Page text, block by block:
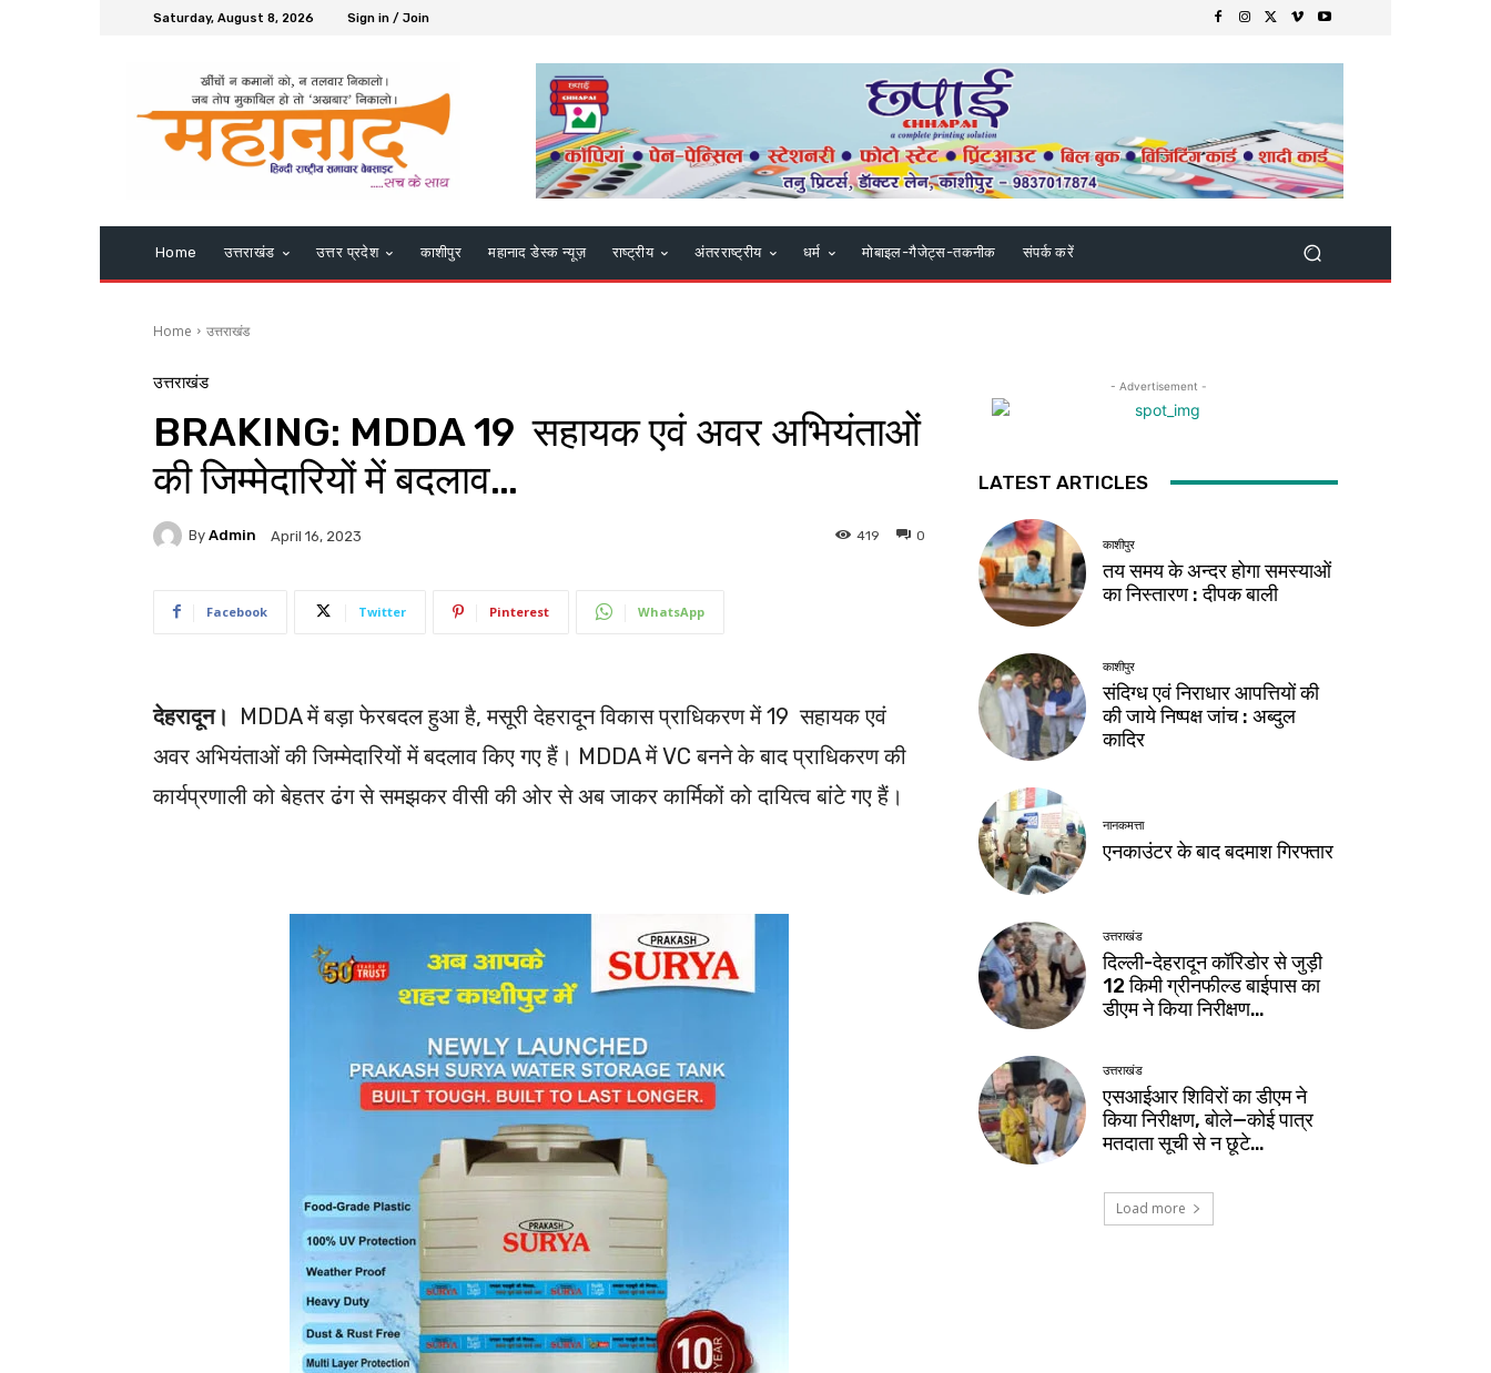
Saturday, August 8, 2026 Sign in / Join
Home उत्तराखंड उत्तर प्रदेश काशीपुर महानाद डेस्क न्यूज़ राष्ट्रीय अंतरराष्ट्रीय धर्म मोबाइल-गैजेट्स-तकनीक संपर्क करें
Home उत्तराखंड
उत्तराखंड
BRAKING: MDDA 19 सहायक एवं अवर अभियंताओं
की जिम्मेदारियों में बदलाव…
By Admin April 16, 2023 0
419
Facebook Twitter Pinterest WhatsApp
देहरादून।
MDDA में बड़ा फेरबदल हुआ है, मसूरी देहरादून विकास प्राधिकरण में 19 सहायक एवं
अवर अभियंताओं की जिम्मेदारियों में बदलाव किए गए हैं। MDDA में VC बनने के बाद प्राधिकरण की
कार्यप्रणाली को बेहतर ढंग से समझकर वीसी की ओर से अब जाकर कार्मिकों को दायित्व बांटे गए हैं।
- Advertisement -
LATEST ARTICLES
काशीपुर
तय समय के अन्दर होगा समस्याओं
का निस्तारण : दीपक बाली
काशीपुर
संदिग्ध एवं निराधार आपत्तियों की
की जाये निष्पक्ष जांच : अब्दुल
कादिर
नानकमत्ता
एनकाउंटर के बाद बदमाश गिरफ्तार
उत्तराखंड
दिल्ली-देहरादून कॉरिडोर से जुड़ी
12 किमी ग्रीनफील्ड बाईपास का
डीएम ने किया निरीक्षण…
उत्तराखंड
एसआईआर शिविरों का डीएम ने
किया निरीक्षण, बोले—कोई पात्र
मतदाता सूची से न छूटे…
Load more